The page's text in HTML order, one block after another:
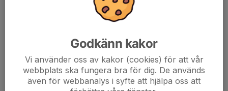
Godkänn kakor
Vi använder oss av kakor (cookies) för att vår
webbplats ska fungera bra för dig. De används
även för webbanalys i syfte att hjälpa oss att